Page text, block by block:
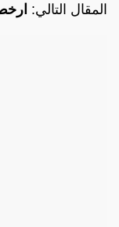
المقال التالي: